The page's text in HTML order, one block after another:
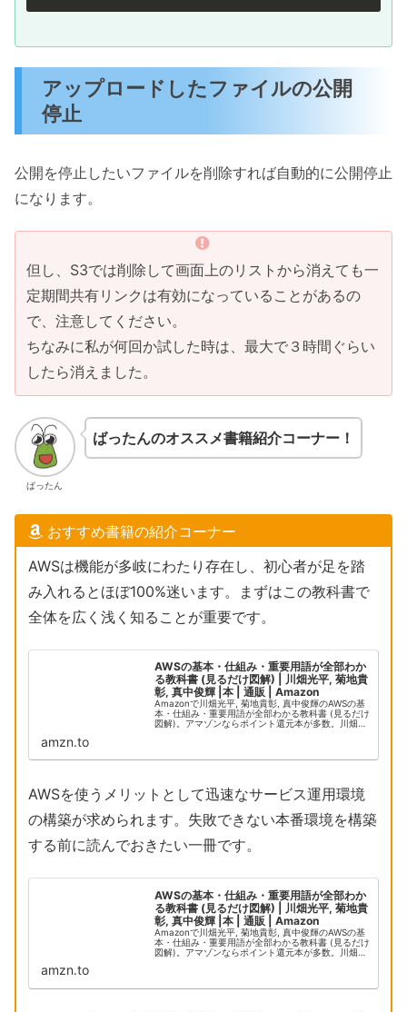
アップロードしたファイルの公開
停止
公開を停止したいファイルを削除すれば自動的に公開停止
になります。
但し、S3では削除して画面上のリストから消えても一
定期間共有リンクは有効になっていることがあるの
で、注意してください。
ちなみに私が何回か試した時は、最大で３時間ぐらい
したら消えました。
ばったん
ばったんのオススメ書籍紹介コーナー！
おすすめ書籍の紹介コーナー
AWSは機能が多岐にわたり存在し、初心者が足を踏
み入れるとほぼ100%迷います。まずはこの教科書で
全体を広く浅く知ることが重要です。
AWSの基本・仕組み・重要用語が全部わか
る教科書 (見るだけ図解) | 川畑光平, 菊地貴
彰, 真中俊輝 |本 | 通販 | Amazon
Amazonで川畑光平, 菊地貴彰, 真中俊輝のAWSの基
本・仕組み・重要用語が全部わかる教科書 (見るだけ
図解)。アマゾンならポイント還元本が多数。川畑光
amzn.to
AWSを使うメリットとして迅速なサービス運用環境
の構築が求められます。失敗できない本番環境を構築
する前に読んでおきたい一冊です。
AWSの基本・仕組み・重要用語が全部わか
る教科書 (見るだけ図解) | 川畑光平, 菊地貴
彰, 真中俊輝 |本 | 通販 | Amazon
Amazonで川畑光平, 菊地貴彰, 真中俊輝のAWSの基
本・仕組み・重要用語が全部わかる教科書 (見るだけ
図解)。アマゾンならポイント還元本が多数。川畑光
amzn.to